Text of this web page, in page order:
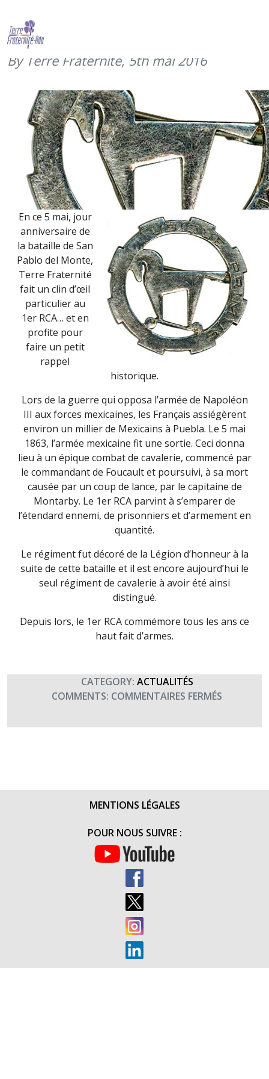
Clin d’oeil au 1er Régiment de
chasseurs d’Afrique (5 mai 2016)
By Terre Fraternité, 5th mai 2016
En ce 5 mai, jour
anniversaire de
la bataille de San
Pablo del Monte,
Terre Fraternité
fait un clin d’œil
particulier au
1er RCA… et en
profite pour
faire un petit
rappel
historique.
Lors de la guerre qui opposa l’armée de Napoléon
III aux forces mexicaines, les Français assiégèrent
environ un millier de Mexicains à Puebla. Le 5 mai
1863, l’armée mexicaine fit une sortie. Ceci donna
lieu à un épique combat de cavalerie, commencé par
le commandant de Foucault et poursuivi, à sa mort
causée par un coup de lance, par le capitaine de
Montarby. Le 1er RCA parvint à s’emparer de
l’étendard ennemi, de prisonniers et d’armement en
quantité.
Le régiment fut décoré de la Légion d’honneur à la
suite de cette bataille et il est encore aujourd’hui le
seul régiment de cavalerie à avoir été ainsi
distingué.
Depuis lors, le 1er RCA commémore tous les ans ce
haut fait d’armes.
CATEGORY: ACTUALITÉS
COMMENTS: COMMENTAIRES FERMÉS
D’OEIL
MENTIONS LÉGALES
POUR NOUS SUIVRE :